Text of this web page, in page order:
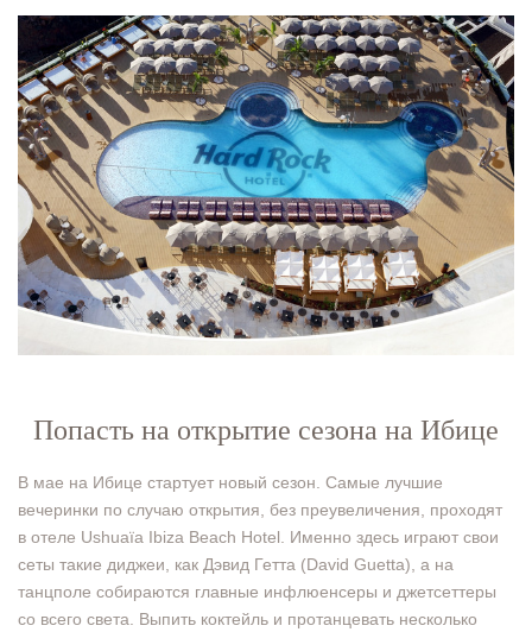
Попасть на открытие сезона на Ибице
В мае на Ибице стартует новый сезон. Самые лучшие
вечеринки по случаю открытия, без преувеличения, проходят
в отеле Ushuaïa Ibiza Beach Hotel. Именно здесь играют свои
сеты такие диджеи, как Дэвид Гетта (David Guetta), а на
танцполе собираются главные инфлюенсеры и джетсеттеры
со всего света. Выпить коктейль и протанцевать несколько